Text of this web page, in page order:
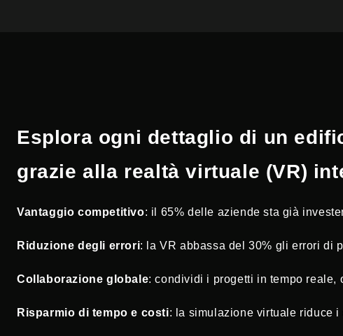
Esplora ogni dettaglio di un
grazie alla realtà virtuale (VR)
Vantaggio competitivo: il 65% delle aziende sta già
Riduzione degli errori: la VR abbassa del 30% gli errori di
Collaborazione globale: condividi i progetti in tempo reale,
Risparmio di tempo e costi: la simulazione virtuale riduce i